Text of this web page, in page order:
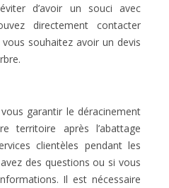
d’avoir un souci avec
directement contacter
souhaitez avoir un devis
garantir le déracinement
territoire après l’abattage
clientèles pendant les
des questions ou si vous
Il est nécessaire